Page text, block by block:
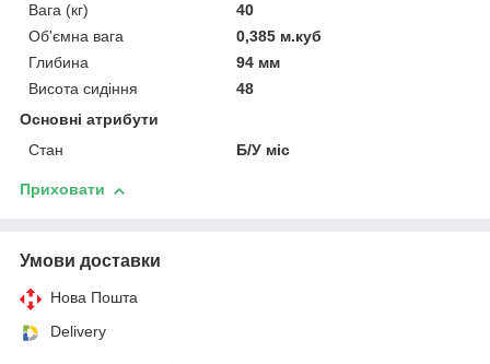
Вага (кг)
40
Об'ємна вага
0,385 м.куб
Глибина
94 мм
Висота сидіння
48
Основні атрибути
Стан
Б/У міс
Приховати
Умови доставки
Нова Пошта
Delivery